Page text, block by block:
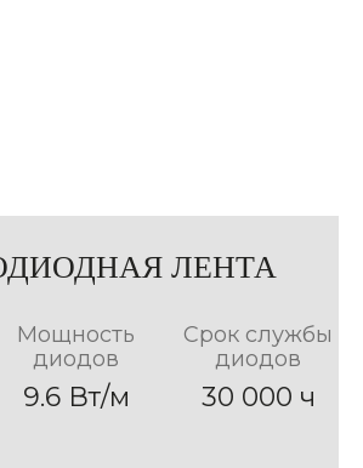
90см Х 70см
120см Х 70см
ЛЕНТА
Мощность
диодов
9.6 Вт/м
Срок службы
диодов
30 000 ч